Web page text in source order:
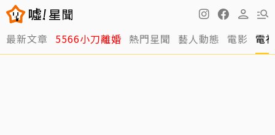
最新文章 5566小刀離婚 熱門星聞 藝人動態 電影 電